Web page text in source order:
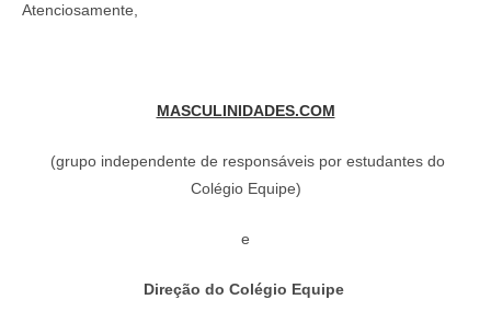
Atenciosamente,
MASCULINIDADES.COM
(grupo independente de responsáveis por estudantes do
Colégio Equipe)
e
Direção do Colégio Equipe